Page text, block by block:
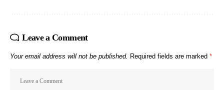
Leave a Comment
Your email address will not be published. Required fields are marked *